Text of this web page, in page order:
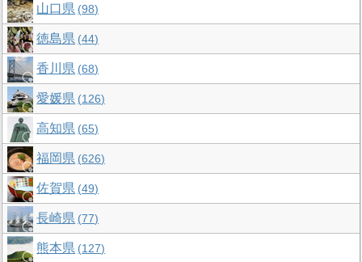
山口県 98
徳島県 44
香川県 68
愛媛県 126
高知県 65
福岡県 626
佐賀県 49
長崎県 77
熊本県 127